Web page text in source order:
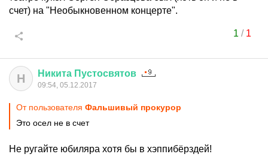
счет) на "Необыкновенном концерте".
1 / 1
Н Никита Пустосвятов
09:54, 05.12.2017
От пользователя Фальшивый прокурор
Это осел не в счет
Не ругайте юбиляра хотя бы в хэппибёрздей!